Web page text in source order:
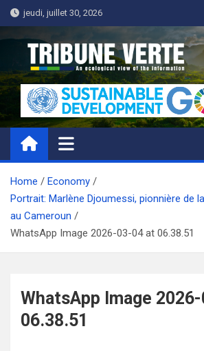
Skip
to
content
jeudi, juillet 30, 2026
Tribune Verte
Un regard écologique de l'information
Home
Economy
Portrait: Marlène Djoumessi, pionnière de
au Cameroun
WhatsApp Image 2026-03-04 at 06.38.51
WhatsApp Image
06.38.51